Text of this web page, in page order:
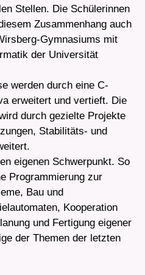
Stellen. Die Schülerinnen
Zusammenhang auch
Gymnasiums mit
der Universität
werden durch eine C-
erweitert und vertieft. Die
durch gezielte Projekte
Stabilitäts- und
eigenen Schwerpunkt. So
Programmierung zur
Bau und
Kooperation
und Fertigung eigener
der Themen der letzten